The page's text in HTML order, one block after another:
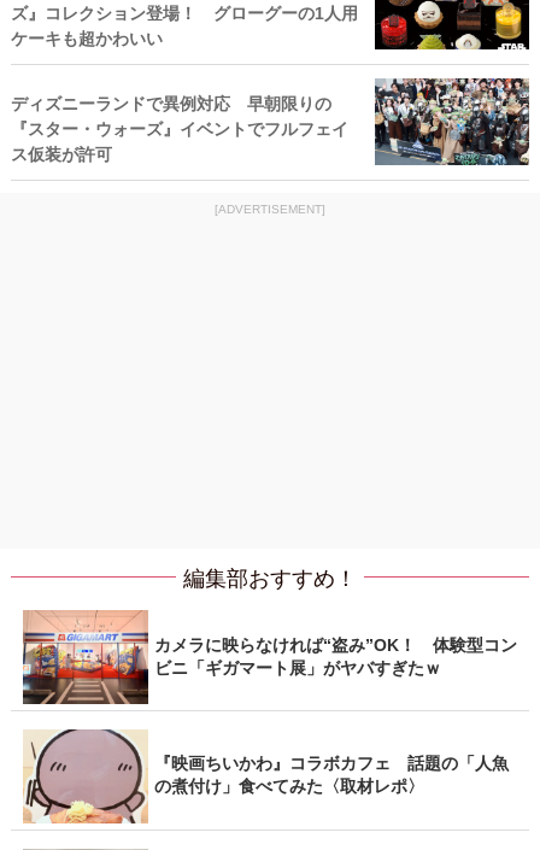
ズ』コレクション登場！ グローグーの1人用
ケーキも超かわいい
ディズニーランドで異例対応 早朝限りの
『スター・ウォーズ』イベントでフルフェイ
ス仮装が許可
[ADVERTISEMENT]
編集部おすすめ！
カメラに映らなければ“盗み”OK！ 体験型コン
ビニ「ギガマート展」がヤバすぎたｗ
『映画ちいかわ』コラボカフェ 話題の「人魚
の煮付け」食べてみた〈取材レポ〉